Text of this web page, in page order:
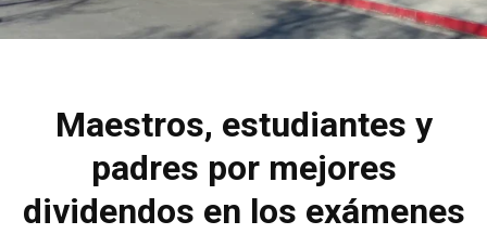
Maestros, estudiantes y
padres por mejores
dividendos en los exámenes